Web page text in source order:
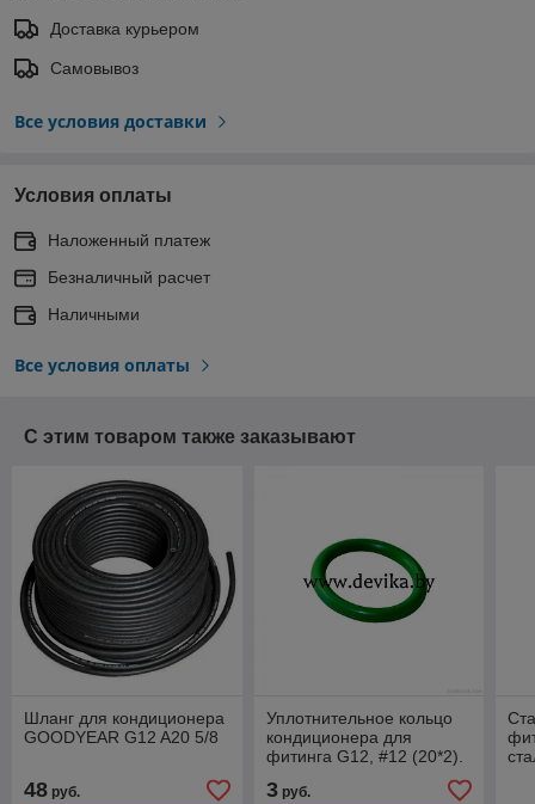
Доставка курьером
Самовывоз
Все условия доставки
Условия оплаты
Наложенный платеж
Безналичный расчет
Наличными
Все условия оплаты
С этим товаром также заказывают
Шланг для кондиционера
GOODYEAR G12 A20 5/8
48 руб.
Уплотнительное кольцо
кондиционера для
фитинга G12, #12 (20*2).
3руб.